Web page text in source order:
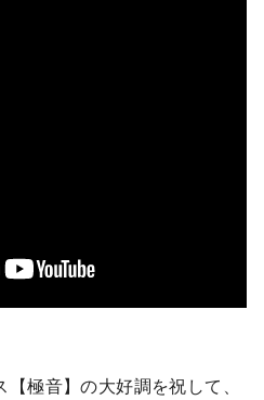
極音】の大好調を祝して、